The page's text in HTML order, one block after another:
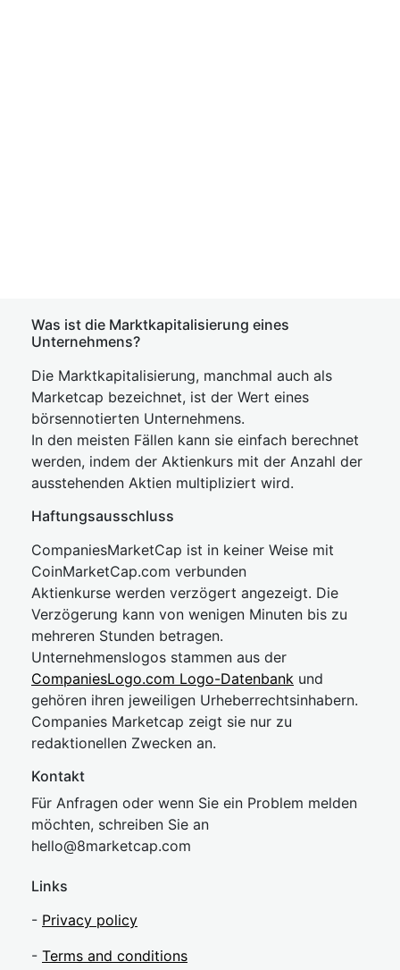
Was ist die Marktkapitalisierung eines
Unternehmens?
Die Marktkapitalisierung, manchmal auch als
Marketcap bezeichnet, ist der Wert eines
börsennotierten Unternehmens.
In den meisten Fällen kann sie einfach berechnet
werden, indem der Aktienkurs mit der Anzahl der
ausstehenden Aktien multipliziert wird.
Haftungsausschluss
CompaniesMarketCap ist in keiner Weise mit
CoinMarketCap.com verbunden
Aktienkurse werden verzögert angezeigt. Die
Verzögerung kann von wenigen Minuten bis zu
mehreren Stunden betragen.
Unternehmenslogos stammen aus der
CompaniesLogo.com Logo-Datenbank und
gehören ihren jeweiligen Urheberrechtsinhabern.
Companies Marketcap zeigt sie nur zu
redaktionellen Zwecken an.
Kontakt
Für Anfragen oder wenn Sie ein Problem melden
möchten, schreiben Sie an
hello@8marketcap.com
Links
- Privacy policy
- Terms and conditions